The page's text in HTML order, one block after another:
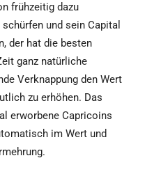
frühzeitig dazu
und sein Capital
der hat die besten
ganz natürliche
Verknappung den Wert
zu erhöhen. Das
erworbene Capricoins
im Wert und